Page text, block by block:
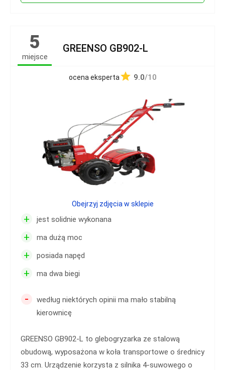
5
miejsce
GREENSO GB902-L
ocena eksperta 9.0/10
+ jest solidnie wykonana
+ ma dużą moc
+ posiada napęd
+ ma dwa biegi
-
według niektórych opinii ma mało stabilną
kierownicę
GREENSO GB902-L to glebogryzarka ze stalową
obudową, wyposażona w koła transportowe o średnicy
33 cm. Urządzenie korzysta z silnika 4-suwowego o
Obejrzyj zdjęcia w sklepie